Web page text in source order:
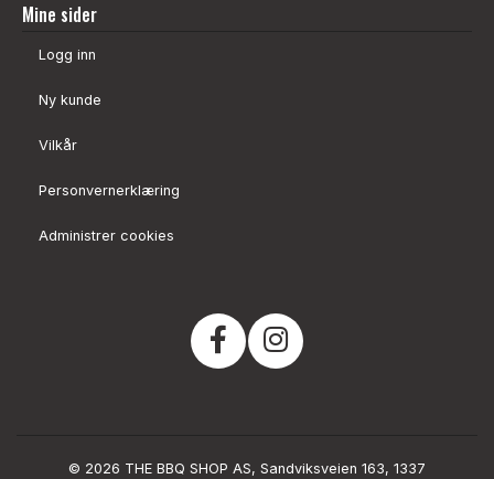
Mine sider
Logg inn
Ny kunde
Vilkår
Personvernerklæring
Administrer cookies
© 2026 THE BBQ SHOP AS, Sandviksveien 163, 1337